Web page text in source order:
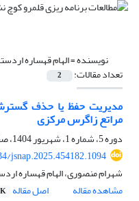
نویسنده =الهام قهساره
تعداد مقالات: 2
مدیریت حفظ یا حذف
مراتع زاگرس مرکزی
دوره 5، شماره 1، شهریور 1404، صفحه
jsnap.2025.454182.1094
شهرام منصوری، الهام قهساره
مشاهده مقاله
اصل مقاله